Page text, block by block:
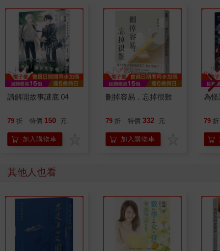
請解開故事謎底 04
79 折 特價 150 元
加入購物車
刪掉容易，忘掉很難
79 折 特價 332 元
加入購物車
為
79 折
其他人也看